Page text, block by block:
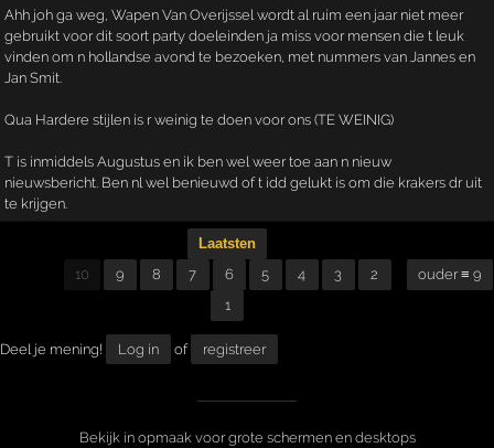
Ahh joh ga weg, Wapen Van Overijssel wordt al ruim een jaar niet meer
gebruikt voor dit soort party doeleinden ja miss voor mensen die t leuk
vinden om n hollandse avond te bezoeken, met nummers van Jannes en
Jan Smit.
Qua Hardere stijlen is r weinig te doen voor ons (TE WEINIG)
T is inmiddels Augustus en ik ben wel weer toe aan n nieuw
nieuwsbericht. Ben nl wel benieuwd of t idd gelukt is om die krakers dr uit
te krijgen.
Laatsten
10
9 8 7 6 5 4 3
2
1
ouder ≡ 9
Deel je mening! Log in of registreer
Bekijk in opmaak voor grote schermen en desktops